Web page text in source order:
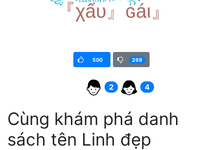
500 269
2 4
Cùng khám phá danh
sách tên Linh đẹp